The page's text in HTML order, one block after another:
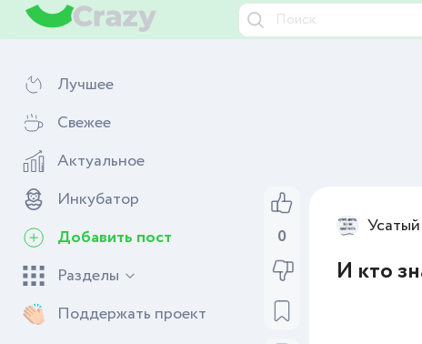
Лучшее
Свежее
Актуальное
Инкубатор
Добавить пост
Разделы
Поддержать проект
0 Усатый
И кто